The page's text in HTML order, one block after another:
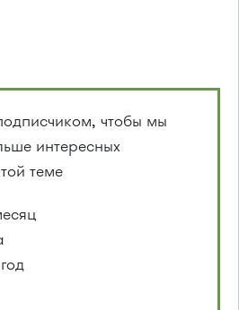
чтобы мы
интересных
теме